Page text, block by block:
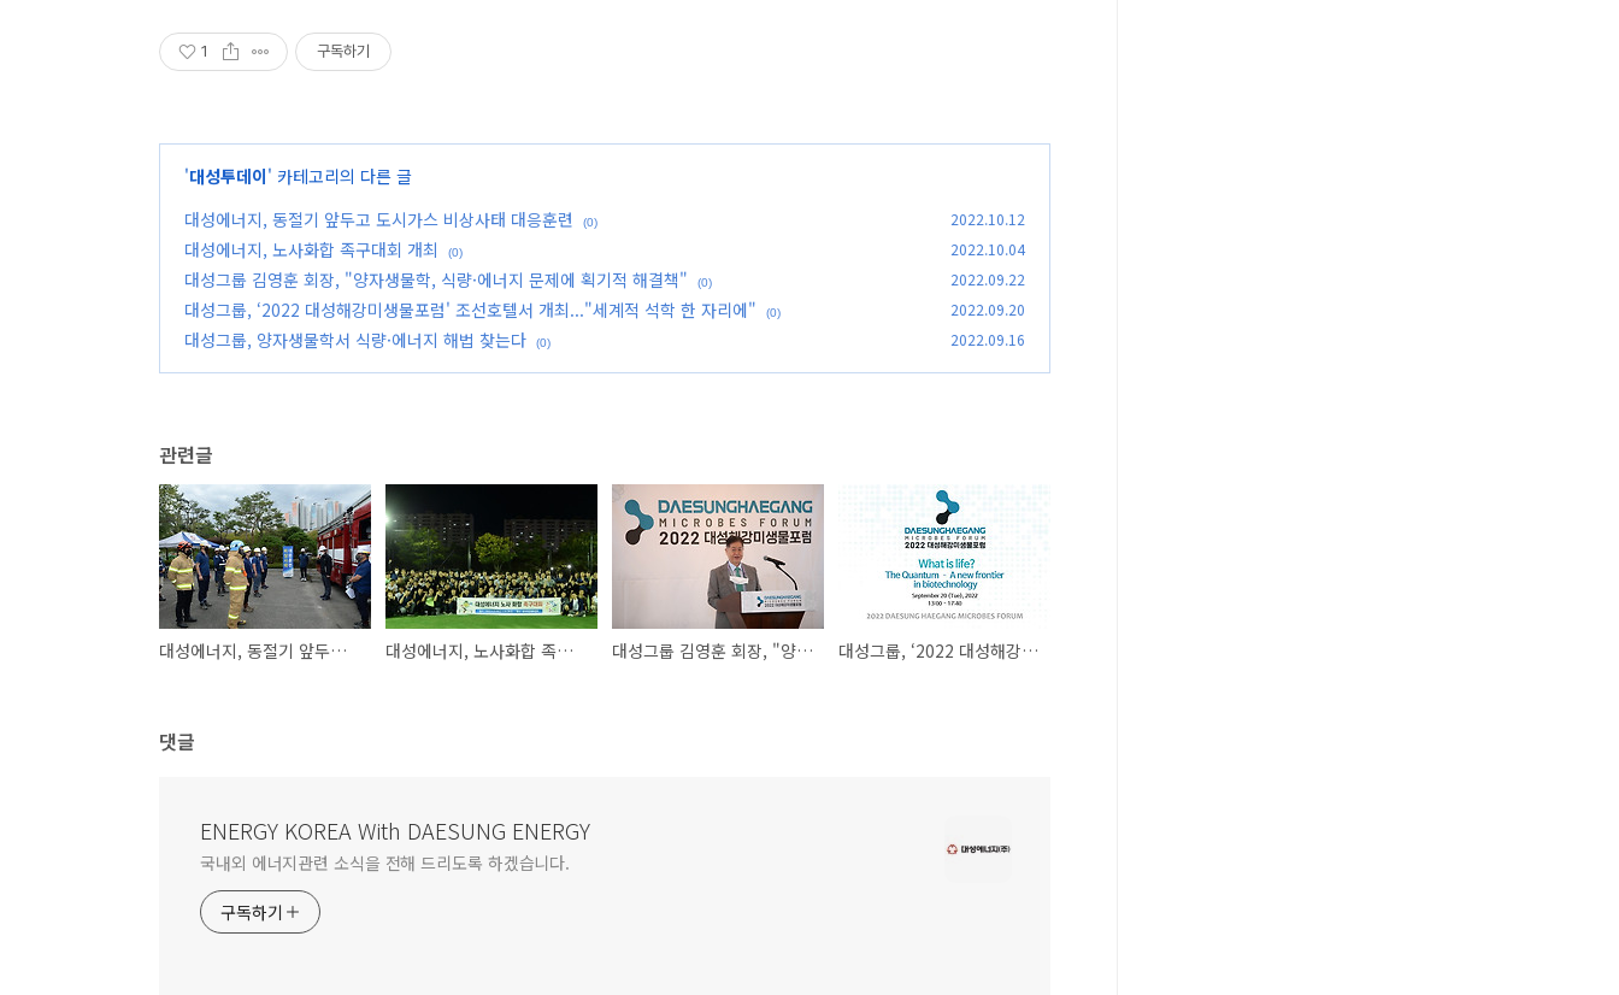
1 구독하기
'대성투데이' 카테고리의 다른 글
대성에너지, 동절기 앞두고 도시가스 비상사태 대응훈련
(0) 2022.10.12
대성에너지, 노사화합 족구대회 개최 (0) 2022.10.04
대성그룹 김영훈 회장, "양자생물학, 식량·에너지 문제에 획기적 해결책" (0) 2022.09.22
대성그룹, ‘2022 대성해강미생물포럼' 조선호텔서 개최..."세계적 석학 한 자리에" (0) 2022.09.20
대성그룹, 양자생물학서 식량·에너지 해법 찾는다 (0) 2022.09.16
관련글
대성에너지, 동절기 앞두고 도시가스 비상사태 대응훈련 대성에너지, 노사화합 족구대회 개최 대성그룹 김영훈 회장, "양자생물학, 식량·에너지 문제에 획기적 해결책" 대성그룹, ‘2022 대성해강미생물포럼' 조선호텔서 개최..."세계적 석학 한 자리에"
댓글
ENERGY KOREA With DAESUNG ENERGY
국내외 에너지관련 소식을 전해 드리도록 하겠습니다.
구독하기